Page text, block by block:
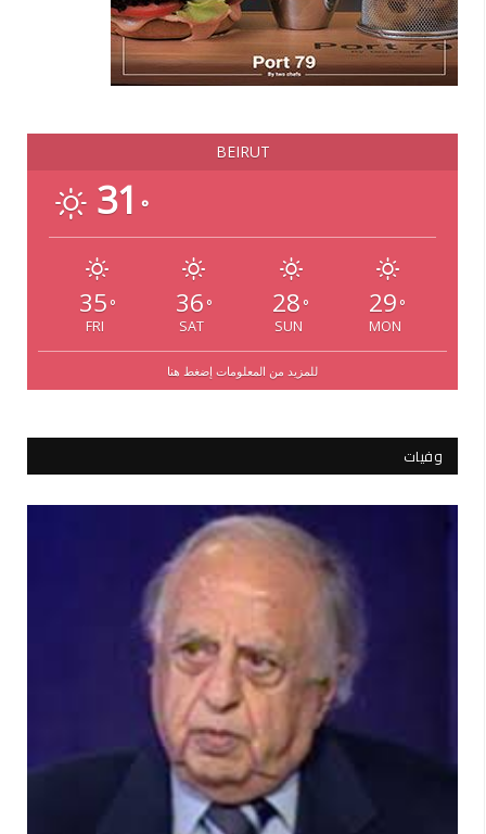
BEIRUT
31 °
35 °
FRI
36 °
SAT
28 °
SUN
29 °
MON
للمزيد من المعلومات إضغط هنا
وفيات